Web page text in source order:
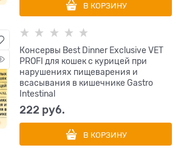
В КОРЗИНУ
Консервы Best Dinner Exclusive VET
PROFI для кошек с курицей при
нарушениях пищеварения и
всасывания в кишечнике Gastro
Intestinal
222 руб.
В КОРЗИНУ